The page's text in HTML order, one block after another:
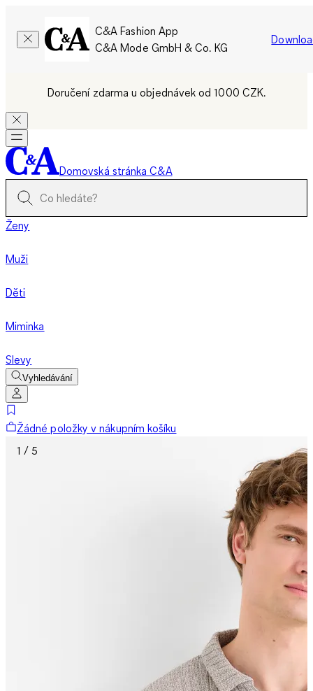
C&A Fashion App
C&A Mode GmbH & Co. KG
Doručení zdarma u objednávek od 1000 CZK.
Domovská stránka C&A
Ženy
Muži
Děti
Miminka
Slevy
Vyhledávání
Žádné položky v nákupním košíku
1 / 5